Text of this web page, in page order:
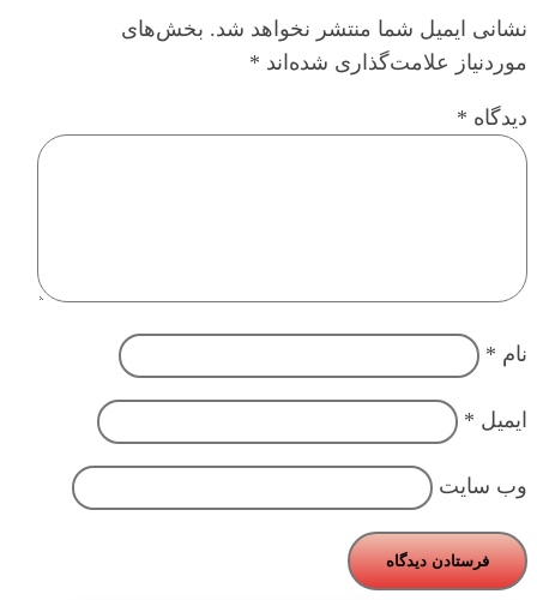
نشانی ایمیل شما منتشر نخواهد شد. بخش‌های
موردنیاز علامت‌گذاری شده‌اند *
دیدگاه *
نام *
ایمیل *
وب‌ سایت